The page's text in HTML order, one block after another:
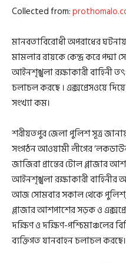
Collected from:
মানবতাবিরোধী অপরাধের ঘটনায়
মামলার রায়কে কেন্দ্র করে পদ্মা
আইনশৃঙ্খলা রক্ষাকারী বাহিনী
চলাচল করছে । এক্সপ্রেসওয়ে
সংখ্যা কম।
শরীয়তপুর জেলা পুলিশ সূত্র
সংগঠন আওয়ামী লীগের
জাজিরা প্রান্তের টোল প্লাজার
আইনশৃঙ্খলা রক্ষাকারী বাহিনীর
আজ সোমবার সকাল থেকে পুলিশ,
প্লাজার আশপাশের সড়ক ও
দক্ষিণ ও দক্ষিণ-পশ্চিমাঞ্চলের
ব্যক্তিগত যানবাহন চলাচল করছে।